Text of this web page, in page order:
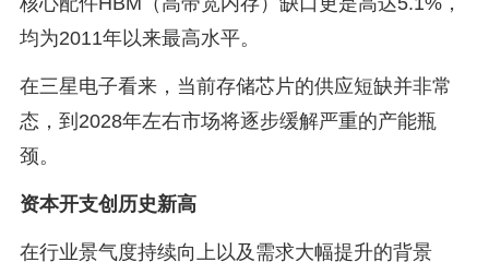
均为2011年以来最高水平。
在三星电子看来，当前存储芯片的供应短缺并非常
态，到2028年左右市场将逐步缓解严重的产能瓶
颈。
资本开支创历史新高
在行业景气度持续向上以及需求大幅提升的背景